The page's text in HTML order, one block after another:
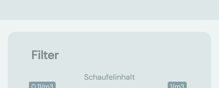
Filter
Schaufelinhalt